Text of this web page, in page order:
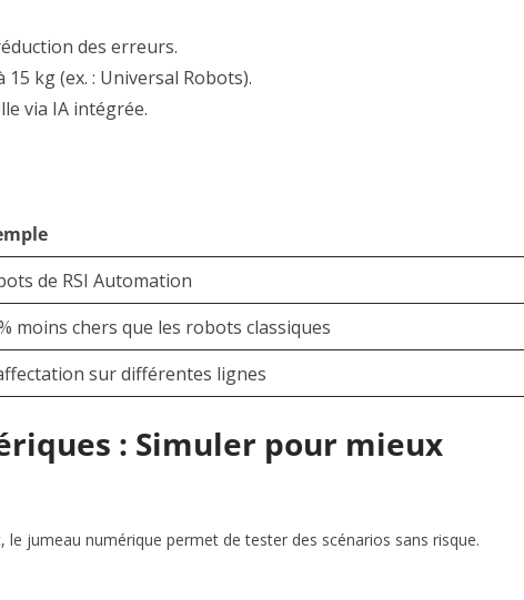
des erreurs.
15 kg (ex. : Universal Robots).
via IA intégrée.
de RSI Automation
moins chers que les robots classiques
sur différentes lignes
: Simuler pour mieux
le jumeau numérique permet de tester des scénarios sans risque.